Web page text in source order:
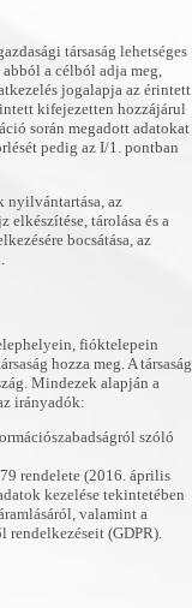
társaság lehetséges
a célból adja meg,
jogalapja az érintett
kifejezetten hozzájárul
során megadott adatokat
pedig az I/1. pontban
nyilvántartása, az
elkészítése, tárolása és a
bocsátása, az
fióktelepein
hozza meg. A társaság
Mindezek alapján a
irányadók:
szóló
rendelete (2016. április
kezelése tekintetében
valamint a
(GDPR).